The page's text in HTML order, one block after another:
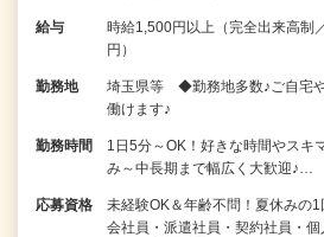
給与
時給1,500円以上（完全出来高制
円）
勤務地
埼玉県等 ◆勤務地多数♪ご自宅
働けます♪
勤務時間
1日5分～OK！好きな時間やス
み～中長期まで幅広く大歓迎♪…
応募資格
未経験OK＆年齢不問！夏休みの
会社員・派遣社員・契約社員・